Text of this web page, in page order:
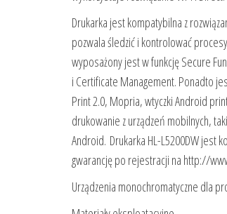
Drukarka jest kompatybilna z
pozwala śledzić i kontrolować
wyposażony jest w funkcję Secure
i Certificate Management. Ponadto
Print 2.0, Mopria, wtyczki Android
drukowanie z urządzeń mobilnych,
Android. Drukarka HL-L5200DW jest
gwarancję po rejestracji na http://
Urządzenia monochromatyczne dla